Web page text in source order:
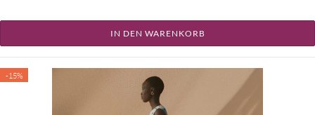
IN DEN WARENKORB
-15%